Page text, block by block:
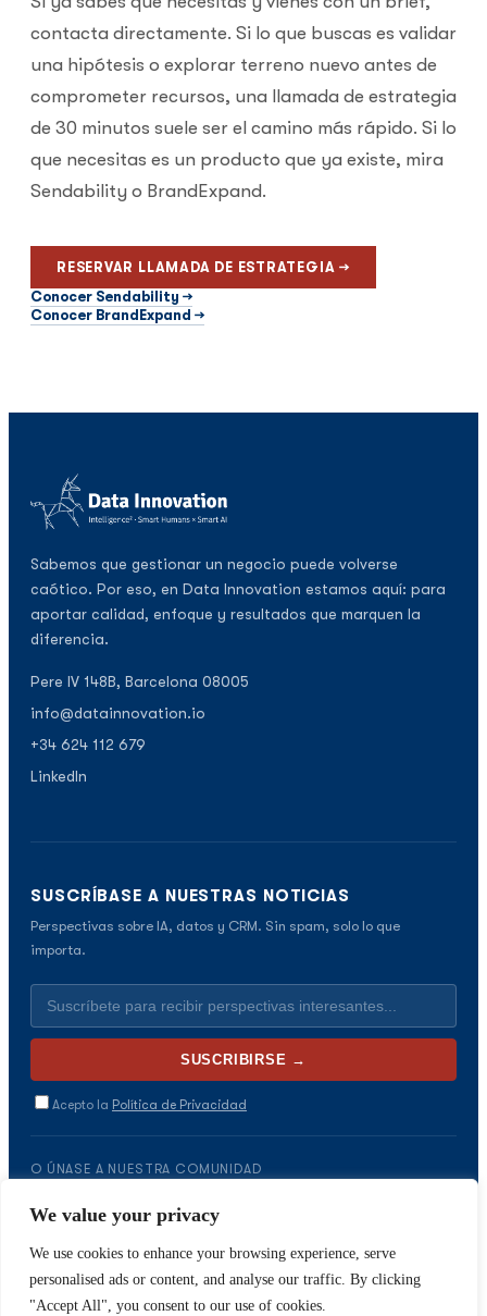
We value your privacy
We use cookies to enhance your browsing experience, serve
personalised ads or content, and analyse our traffic. By clicking
"Accept All", you consent to our use of cookies.
contacta directamente. Si lo que buscas es validar
una hipótesis o explorar terreno nuevo antes de
comprometer recursos, una llamada de estrategia
de 30 minutos suele ser el camino más rápido. Si lo
que necesitas es un producto que ya existe, mira
Sendability o BrandExpand.
RESERVAR LLAMADA DE ESTRATEGIA →
Conocer Sendability →
Conocer BrandExpand →
Sabemos que gestionar un negocio puede volverse
caótico. Por eso, en Data Innovation estamos aquí: para
aportar calidad, enfoque y resultados que marquen la
diferencia.
Pere IV 148B, Barcelona 08005
info@datainnovation.io
+34 624 112 679
LinkedIn
SUSCRÍBASE A NUESTRAS NOTICIAS
Perspectivas sobre IA, datos y CRM. Sin spam, solo lo que
importa.
Acepto la Política de Privacidad
O ÚNASE A NUESTRA COMUNIDAD
Unirse a la Comunidad WhatsApp